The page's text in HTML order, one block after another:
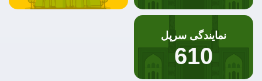
نمایندگی سرپل
610